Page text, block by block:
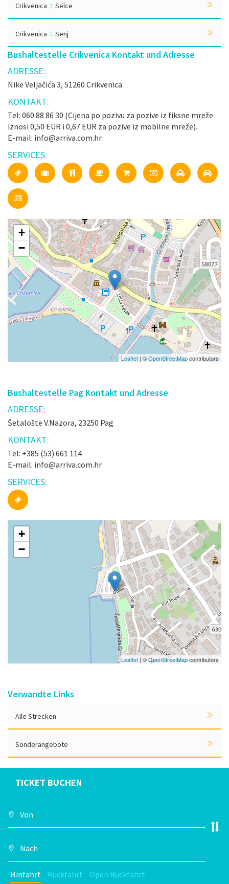
Crikvenica Selce
Crikvenica Senj
Bushaltestelle Crikvenica Kontakt und Adresse
ADRESSE:
Nike Veljačića 3, 51260 Crikvenica
KONTAKT:
Tel: 060 88 86 30 (Cijena po pozivu za pozive iz fiksne mreže
iznosi 0,50 EUR i 0,67 EUR za pozive iz mobilne mreže).
E-mail: info@arriva.com.hr
SERVICES:
+
−
Leaflet | ©OpenStreetMapcontributors
Bushaltestelle Pag Kontakt und Adresse
ADRESSE:
Šetalošte V.Nazora, 23250 Pag
KONTAKT:
Tel: +385 (53) 661 114
E-mail: info@arriva.com.hr
SERVICES:
+
−
Leaflet | ©OpenStreetMapcontributors
Verwandte Links
Alle Strecken
Sonderangebote
TICKET BUCHEN
Hinfahrt Rückfahrt Open Rückfahrt